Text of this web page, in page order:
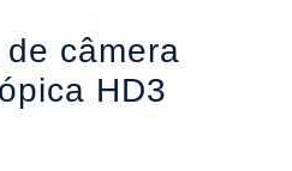
câmera
HD3